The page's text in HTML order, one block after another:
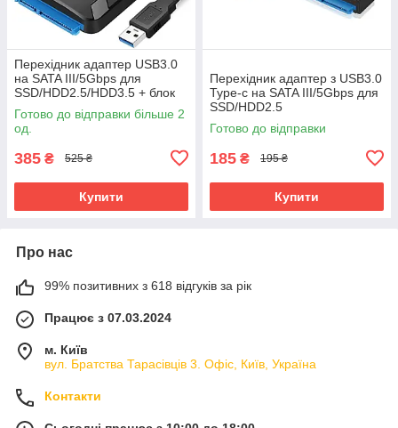
Перехідник адаптер USB3.0
на SATA III/5Gbps для
SSD/HDD2.5/HDD3.5 + блок
живлення
Готово до відправки більше 2
од.
385 ₴ 525 ₴
Купити
Перехідник адаптер з USB3.0
Type-c на SATA III/5Gbps для
SSD/HDD2.5
Готово до відправки
185 ₴ 195 ₴
Купити
Про нас
99% позитивних з 618 відгуків за рік
Працює з 07.03.2024
м. Київ
вул. Братства Тарасівців 3. Офіс, Київ, Україна
Контакти